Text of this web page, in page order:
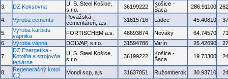
3. DZ Koksovna
U. S. Steel Košice,
s.r.o.
36199222
Košice -
Šaca
286.91100
4. Výroba cementu
Považská
cementáreň, a.s.
31615716 Ladce 45.40810
5.
Výroba karbidu
vápnika
FORTISCHEM a.s. 46693874 Nováky 64.74570
6.
Výroba vápna DOLVAP, s.r.o. 31594786 Varín 26.42690
7.
DZ Energetika -
Kotolňa a strojovňa
teplárne
U. S. Steel Košice,
s.r.o.
36199222
Košice -
Šaca
19.73300
8.
Regeneračný kotol
č.2
Mondi scp, a.s. 31637051 Ružomberok 30.93710